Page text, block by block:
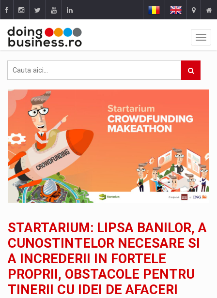
STARTARIUM: LIPSA BANILOR, A
CUNOSTINTELOR NECESARE SI
A INCREDERII IN FORTELE
PROPRII, OBSTACOLE PENTRU
TINERII CU IDEI DE AFACERI